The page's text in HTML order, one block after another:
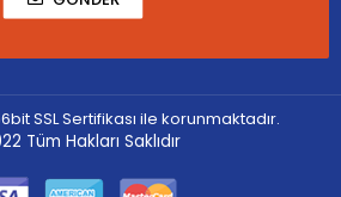
SSL Sertifikası ile korunmaktadır.
Tüm Hakları Saklıdır